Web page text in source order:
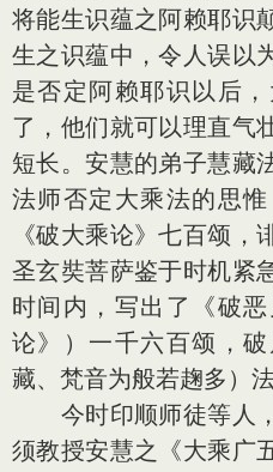
将能生识蕴之阿赖耶识
生之识蕴中，令人误以
是否定阿赖耶识以后
了，他们就可以理直气
短长。安慧的弟子慧藏
法师否定大乘法的思
《破大乘论》七百颂，
圣玄奘菩萨鉴于时机紧
时间内，写出了《破
论》）一千六百颂，
藏、梵音为般若趜多）法
今时印顺师徒等人，
须教授安慧之《大乘广